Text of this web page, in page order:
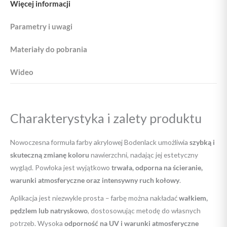
POKAŻ SZCZEGÓŁY
POKAŻ SZCZEGÓŁY
Więcej informacji
Parametry i uwagi
Materiały do pobrania
Wideo
Charakterystyka i zalety produktu
Nowoczesna formuła farby akrylowej Bodenlack umożliwia szybką i
skuteczną zmianę koloru nawierzchni, nadając jej estetyczny
wygląd. Powłoka jest wyjątkowo trwała, odporna na ścieranie,
warunki atmosferyczne oraz intensywny ruch kołowy.
Aplikacja jest niezwykle prosta – farbę można nakładaćwałkiem,
pędzlem lub natryskowo, dostosowując metodę do własnych
potrzeb. Wysoka odporność na UV i warunki atmosferyczne